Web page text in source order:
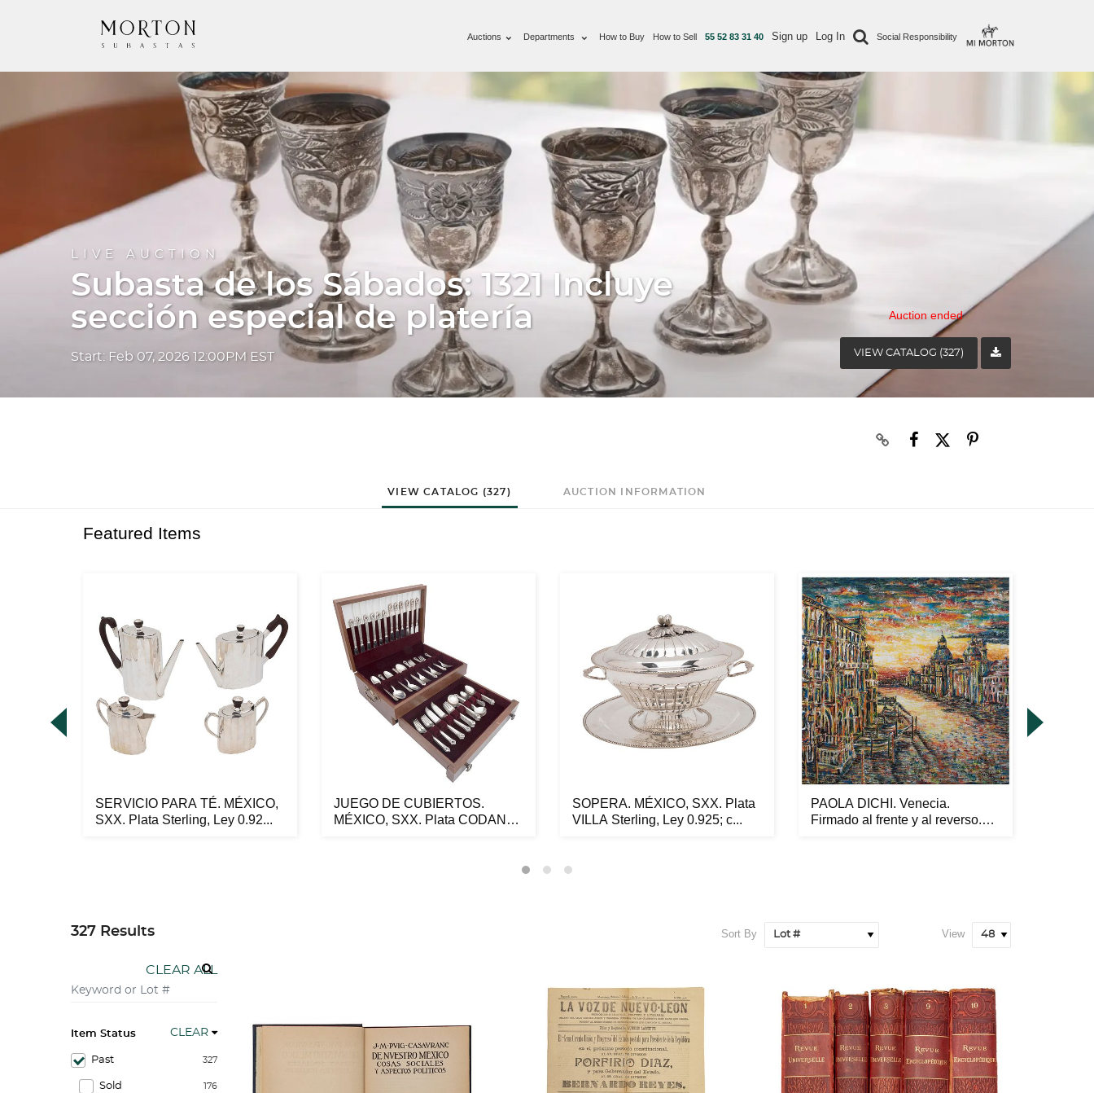
Auctions Departments How to Buy How to Sell 55 52 83 31 40 Sign up Log In Social Responsibility
LIVE AUCTION
Subasta de los Sábados: 1321 Incluye
sección especial de platería
Start: Feb 07, 2026 12:00PM EST
Auction ended
VIEW CATALOG (327)
VIEW CATALOG (327) AUCTION INFORMATION
Featured Items
SERVICIO PARA TÉ. MÉXICO,
SXX. Plata Sterling, Ley 0.92...
JUEGO DE CUBIERTOS.
MÉXICO, SXX. Plata CODAN
SOPERA. MÉXICO, SXX. Plata
VILLA Sterling, Ley 0.925; c...
PAOLA DICHI. Venecia.
Firmado al frente y al reverso.
327 Results
CLEAR ALL
Item Status CLEAR
327
Past
176
Sold
Sort By View